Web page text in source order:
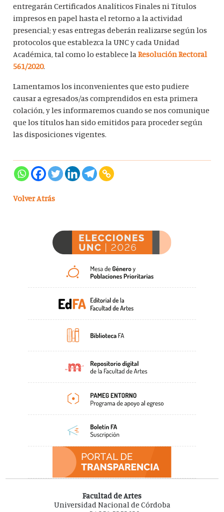
entregarán Certificados Analíticos Finales ni Títulos
impresos en papel hasta el retorno a la actividad
presencial; y esas entregas deberán realizarse según los
protocolos que establezca la UNC y cada Unidad
Académica, tal como lo establece laResolución Rectoral
561/2020.
Lamentamos los inconvenientes que esto pudiere
causar a egresados/as comprendidos en esta primera
colación, y les informaremos cuando se nos comunique
que los títulos han sido emitidos para proceder según
las disposiciones vigentes.
Volver Atrás
Facultad de Artes
Universidad Nacional de Córdoba